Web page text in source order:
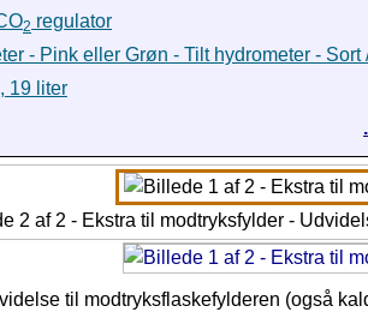
2 regulator
- Pink eller Grøn - Tilt hydrometer -
19 liter
til modtryksflaskefylderen (også